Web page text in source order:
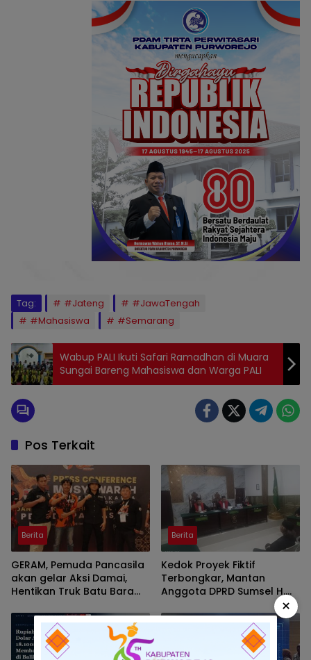
Tag: #Jateng
#JawaTengah
#Mahasiswa
#Semarang
Wabup PALI Ikuti Safari Ramadhan di Muara
Sungai Bareng Mahasiswa dan Warga PALI
Pos Terkait
Berita
GERAM, Pemuda Pancasila
akan gelar Aksi Damai,
Hentikan Truk Batu Bara
Berita
Kedok Proyek Fiktif
Terbongkar, Mantan
Anggota DPRD Sumsel H.
Tahun 3 Bulan, Mangkir
dari Sel Nyatakan Banding
×